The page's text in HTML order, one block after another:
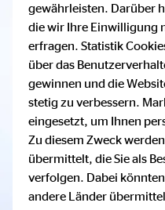
gewährleisten. Darüber
die wir Ihre Einwilligung
erfragen. Statistik
über das
gewinnen und die
stetig zu verbessern.
eingesetzt, um Ihnen
Zu diesem Zweck
übermittelt, die Sie als
verfolgen. Dabei
andere Länder